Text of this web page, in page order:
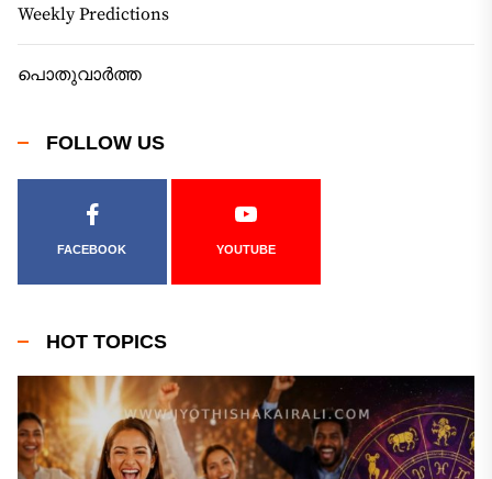
Weekly Predictions
പൊതുവാർത്ത
FOLLOW US
FACEBOOK YOUTUBE
HOT TOPICS